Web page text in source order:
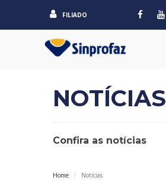
FILIADO
NOTÍCIAS
Confira as notícias
Home Notícias